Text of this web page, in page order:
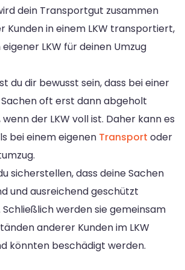
dein Transportgut zusammen
Kunden in einem LKW transportiert,
LKW für deinen Umzug
du dir bewusst sein, dass bei einer
Sachen oft erst dann abgeholt
der LKW voll ist. Daher kann es
bei einem eigenen Transport oder
sicherstellen, dass deine Sachen
und ausreichend geschützt
werden sie gemeinsam
anderer Kunden im LKW
könnten beschädigt werden.